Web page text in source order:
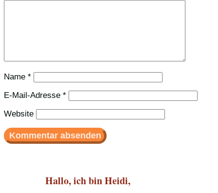
Name *
E-Mail-Adresse *
Website
Hallo, ich bin Heidi,